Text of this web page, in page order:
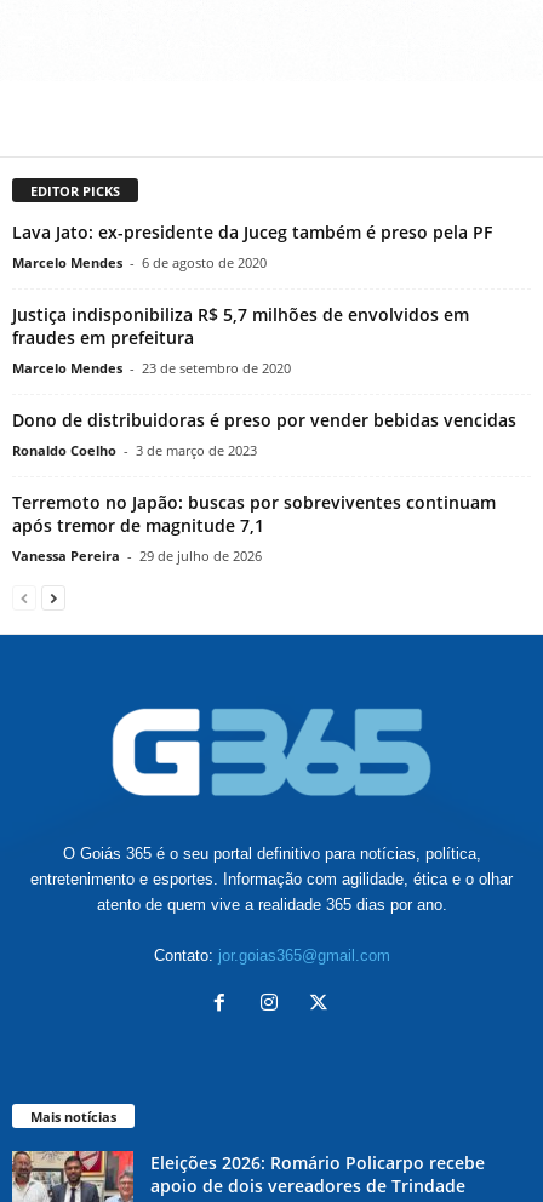
EDITOR PICKS
Lava Jato: ex-presidente da Juceg também é preso pela PF
Marcelo Mendes - 6 de agosto de 2020
Justiça indisponibiliza R$ 5,7 milhões de envolvidos em
fraudes em prefeitura
Marcelo Mendes - 23 de setembro de 2020
Dono de distribuidoras é preso por vender bebidas vencidas
Ronaldo Coelho - 3 de março de 2023
Terremoto no Japão: buscas por sobreviventes continuam
após tremor de magnitude 7,1
Vanessa Pereira - 29 de julho de 2026
O Goiás 365 é o seu portal definitivo para notícias, política,
entretenimento e esportes. Informação com agilidade, ética e o olhar
atento de quem vive a realidade 365 dias por ano.
Contato: jor.goias365@gmail.com
Mais notícias
Eleições 2026: Romário Policarpo recebe
apoio de dois vereadores de Trindade